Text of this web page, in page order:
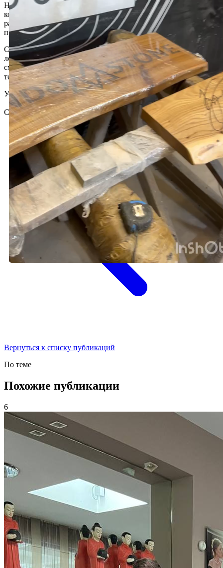
Новая работа, подарок для моего друга и партнёра Артёма, с
которым мы вместе начинали производство и продажу
раковин и в процессе уже родилась идея создать наше
производство по столам 🙌🏼
Сделали две полки из карагача, на одной из них вырезали
логотип его компании, а на другой его автограф и залили это
смолой с флуорисцентным пигментом, который светится в
темноте 😁
Установили их в уборной, при его шоуруме с раковинами 🔥
Сюрприз получился что надо! 👍🏼
Вернуться к списку публикаций
По теме
Похожие публикации
6